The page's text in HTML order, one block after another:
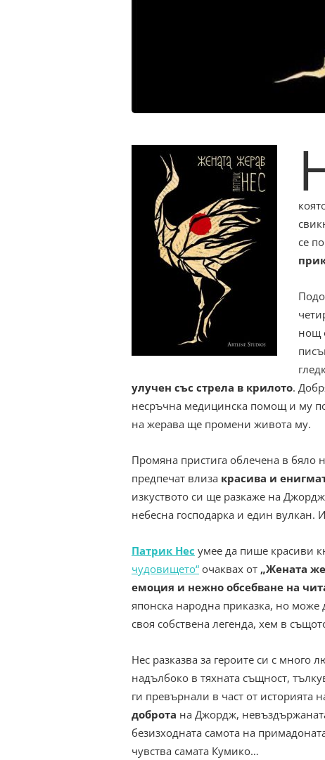
се
нощ
улучен със стрела в крилото.
несръчна медицинска помощ и му
на жерава ще промени живота му.
Промяна пристига облечена в бяло
предпечат влиза красива и
изкуството си ще разкаже на
небесна господарка и един вулкан.
Патрик Нес умее да пише красиви
чудовището“ очаквах от „Жената
емоция и нежно обсебване на
японска народна приказка, но може
своя собствена легенда, хем в
Нес разказва за героите си с
надълбоко в тяхната същност,
ги превърнали в част от историята
доброта на Джордж,
безизходната самота на
чувства самата Кумико…